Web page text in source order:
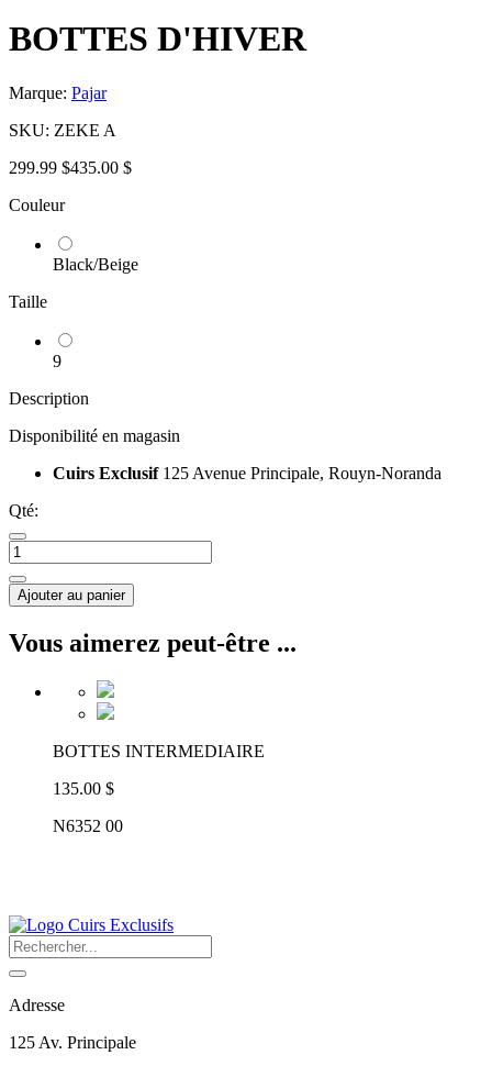
BOTTES D'HIVER
Marque: Pajar
SKU: ZEKE A
299.99 $435.00 $
Couleur
Black/Beige
Taille
9
Description
Disponibilité en magasin
Cuirs Exclusif 125 Avenue Principale, Rouyn-Noranda
Qté:
Ajouter au panier
Vous aimerez peut-être ...
BOTTES INTERMEDIAIRE
135.00 $
N6352 00
Adresse
125 Av. Principale